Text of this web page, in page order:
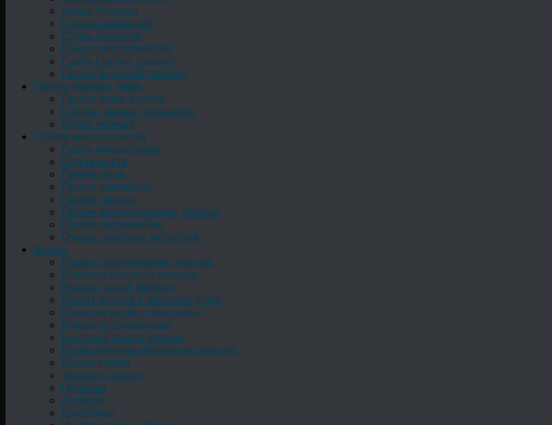
улица Чкалова
Скупка запчастей
Сдать запчасти
Выкуп автозапчастей
Сдать старую технику
Прием бытовой техники
Прием черного лома
Приём лома железа
Отходы черных металлов
Сдать чёрный
Прием цветного лома
Сдать металлолом
Сдача жести
Прием меди
Прием алюминия
Прием латуни
Прием аккумуляторов, свинца
Прием нержавейки
Отходы цветных металлов
Вывоз
Вывоз строительного мусора
Вывезти бытовую технику
Вывоз старой мебели
Вывоз мусора с частного дома
Вывезти мусор с квартиры
Вывоз оборудования
Быстрый вывоз мусора
Вывоз крупногабаритного мусора
Вывоз хлама
Заказать вывоз
Грузчики
Договор
Контейнер